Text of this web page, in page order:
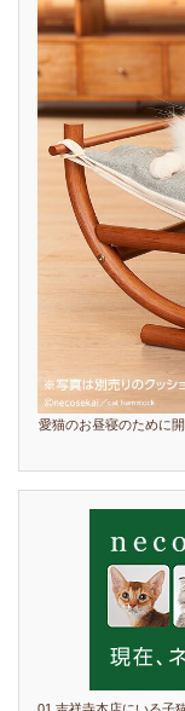
愛猫のお昼寝のために
01 吉祥寺本店にいる子